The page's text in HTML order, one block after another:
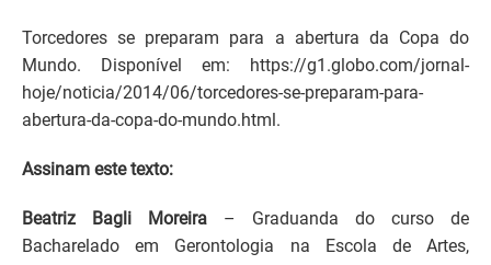
Torcedores se preparam para a abertura da Copa do
Mundo. Disponível em: https://g1.globo.com/jornal-
hoje/noticia/2014/06/torcedores-se-preparam-para-
abertura-da-copa-do-mundo.html.
Assinam este texto:
Beatriz Bagli Moreira – Graduanda do curso de
Bacharelado em Gerontologia na Escola de Artes,